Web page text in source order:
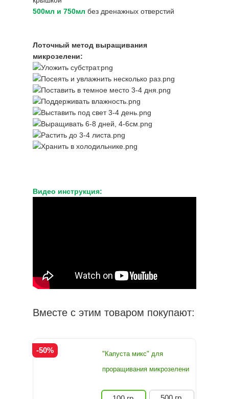
500мл и 750мл без дренажных отверстий
Лоточный метод выращивания
микрозелени:
Видео инструкция:
Вместе с этим товаром покупают:
"Капуста микс" для
проращивания микрозелени
-50%